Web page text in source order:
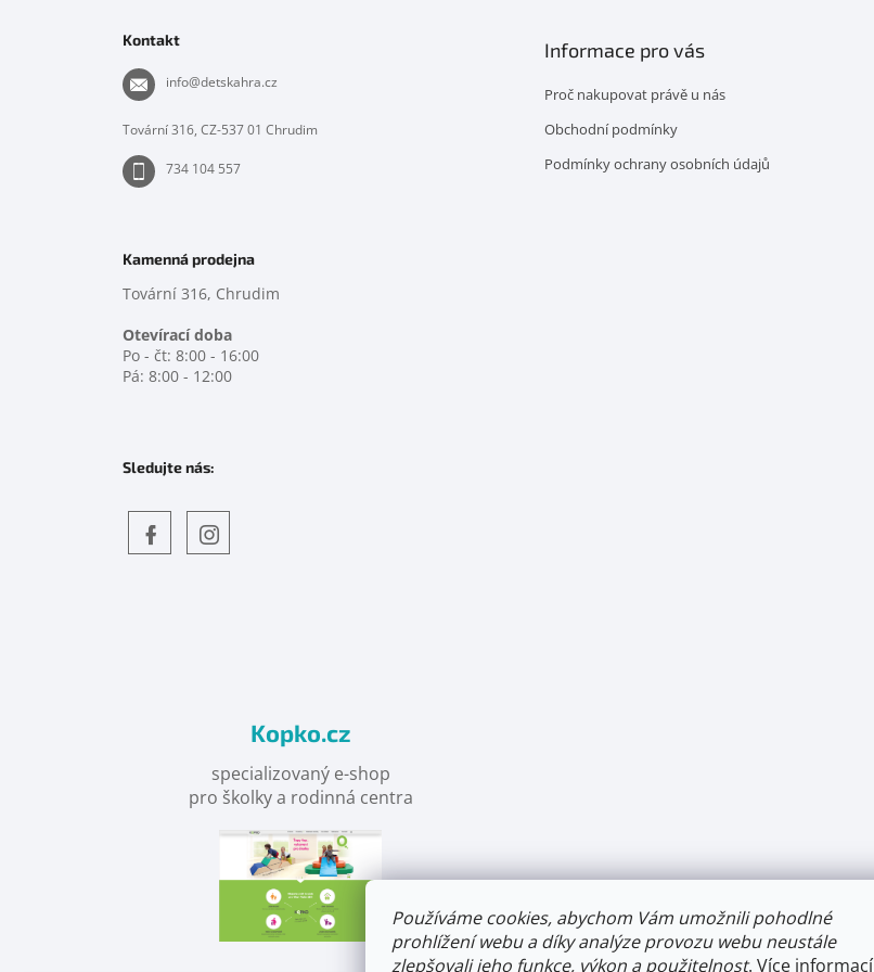
Používáme cookies, abychom Vám umožnili pohodlné
prohlížení webu a díky analýze provozu webu neustále
zlepšovali jeho funkce, výkon a použitelnost. Více informací
Kontakt
info@detskahra.cz
Tovární 316, CZ-537 01 Chrudim
734 104 557
Kamenná prodejna
Tovární 316, Chrudim
Otevírací doba
Po - čt: 8:00 - 16:00
Pá: 8:00 - 12:00
Sledujte nás:
Informace pro vás
Proč nakupovat právě u nás
Obchodní podmínky
Podmínky ochrany osobních údajů
Kopko.cz
specializovaný e-shop
pro školky a rodinná centra